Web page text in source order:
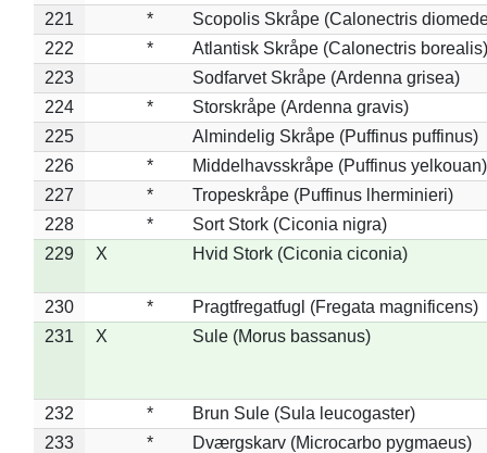
221
*
Scopolis Skråpe (Calonectris
222
*
Atlantisk Skråpe (Calonectris borealis)
223
Sodfarvet Skråpe (Ardenna grisea)
224
*
Storskråpe (Ardenna gravis)
225
Almindelig Skråpe (Puffinus puffinus)
226
*
Middelhavsskråpe (Puffinus yelkouan)
227
*
Tropeskråpe (Puffinus lherminieri)
228
*
Sort Stork (Ciconia nigra)
229
X Hvid Stork (Ciconia ciconia)
230 *
Pragtfregatfugl (Fregata magnificens)
231
X Sule (Morus bassanus)
232 *
Brun Sule (Sula leucogaster)
233
*
Dværgskarv (Microcarbo pygmaeus)